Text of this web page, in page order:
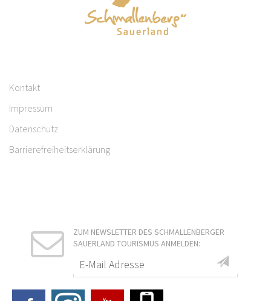
Kontakt
Impressum
Datenschutz
Barrierefreiheitserklärung
ZUM NEWSLETTER DES SCHMALLENBERGER
SAUERLAND TOURISMUS ANMELDEN: